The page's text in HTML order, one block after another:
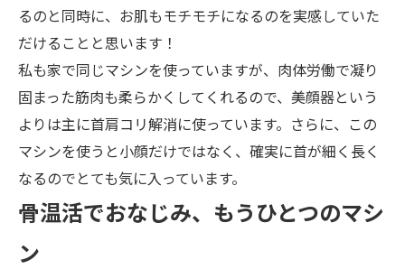
るのと同時に、お肌もモチモチになるのを実感していた
だけることと思います！
私も家で同じマシンを使っていますが、肉体労働で凝り
固まった筋肉も柔らかくしてくれるので、美顔器という
よりは主に首肩コリ解消に使っています。さらに、この
マシンを使うと小顔だけではなく、確実に首が細く長く
なるのでとても気に入っています。
骨温活でおなじみ、もうひとつのマシ
ン